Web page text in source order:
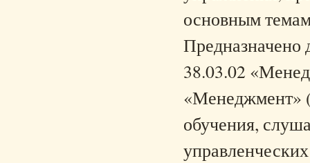
основным
Предназначено
38.03.02
«Менеджмент»
обучения,